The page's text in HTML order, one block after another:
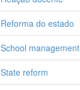
Reforma do estado
School management
State reform